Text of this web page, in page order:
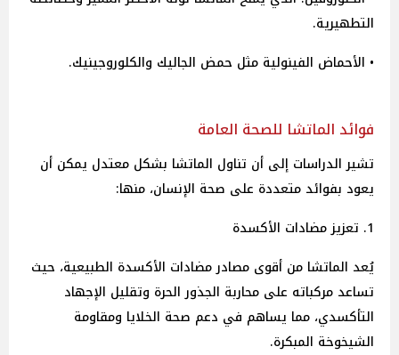
التطهيرية.
• الأحماض الفينولية مثل حمض الجاليك والكلوروجينيك.
فوائد الماتشا للصحة العامة
تشير الدراسات إلى أن تناول الماتشا بشكل معتدل يمكن أن
يعود بفوائد متعددة على صحة الإنسان، منها:
1. تعزيز مضادات الأكسدة
يُعد الماتشا من أقوى مصادر مضادات الأكسدة الطبيعية، حيث
تساعد مركباته على محاربة الجذور الحرة وتقليل الإجهاد
التأكسدي، مما يساهم في دعم صحة الخلايا ومقاومة
الشيخوخة المبكرة.